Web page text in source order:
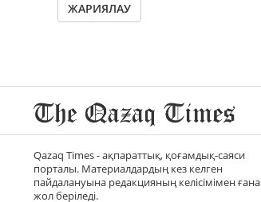
ЖАРИЯЛАУ
Qazaq Times - ақпараттық, қоғамдық-саяси
порталы. Материалдардың кез келген
пайдалануына редакцияның келісімімен ғана
жол беріледі.